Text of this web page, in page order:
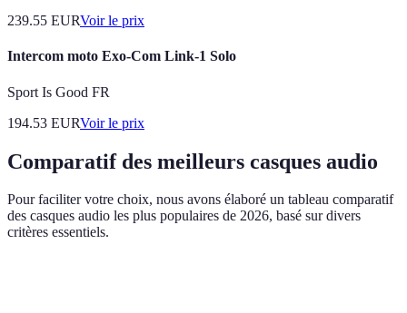
239.55 EURVoir le prix
Intercom moto Exo-Com Link-1 Solo
Sport Is Good FR
194.53 EURVoir le prix
Comparatif des meilleurs casques audio
Pour faciliter votre choix, nous avons élaboré un tableau comparatif
des casques audio les plus populaires de 2026, basé sur divers
critères essentiels.